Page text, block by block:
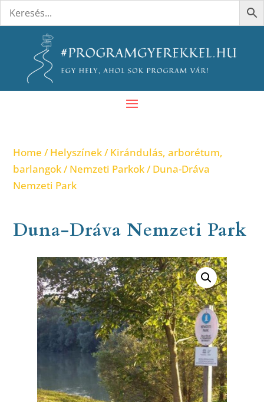
Home /Helyszínek/Kirándulás, arborétum,
barlangok/Nemzeti Parkok/ Duna-Dráva
Nemzeti Park
Duna-Dráva Nemzeti Park